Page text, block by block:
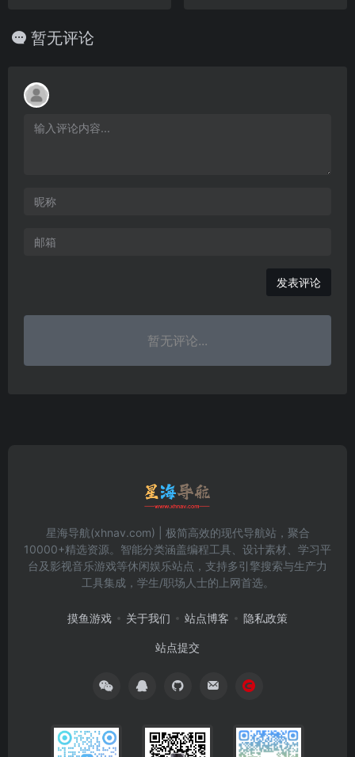
暂无评论
发表评论
暂无评论...
星海导航(xhnav.com) | 极简高效的现代导航站，聚合
10000+精选资源。智能分类涵盖编程工具、设计素材、学习平
台及影视音乐游戏等休闲娱乐站点，支持多引擎搜索与生产力
工具集成，学生/职场人士的上网首选。
摸鱼游戏 关于我们 站点博客 隐私政策
站点提交